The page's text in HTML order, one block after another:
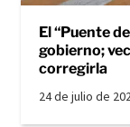
El “Puente
gobierno;
corregirla
24 de julio de